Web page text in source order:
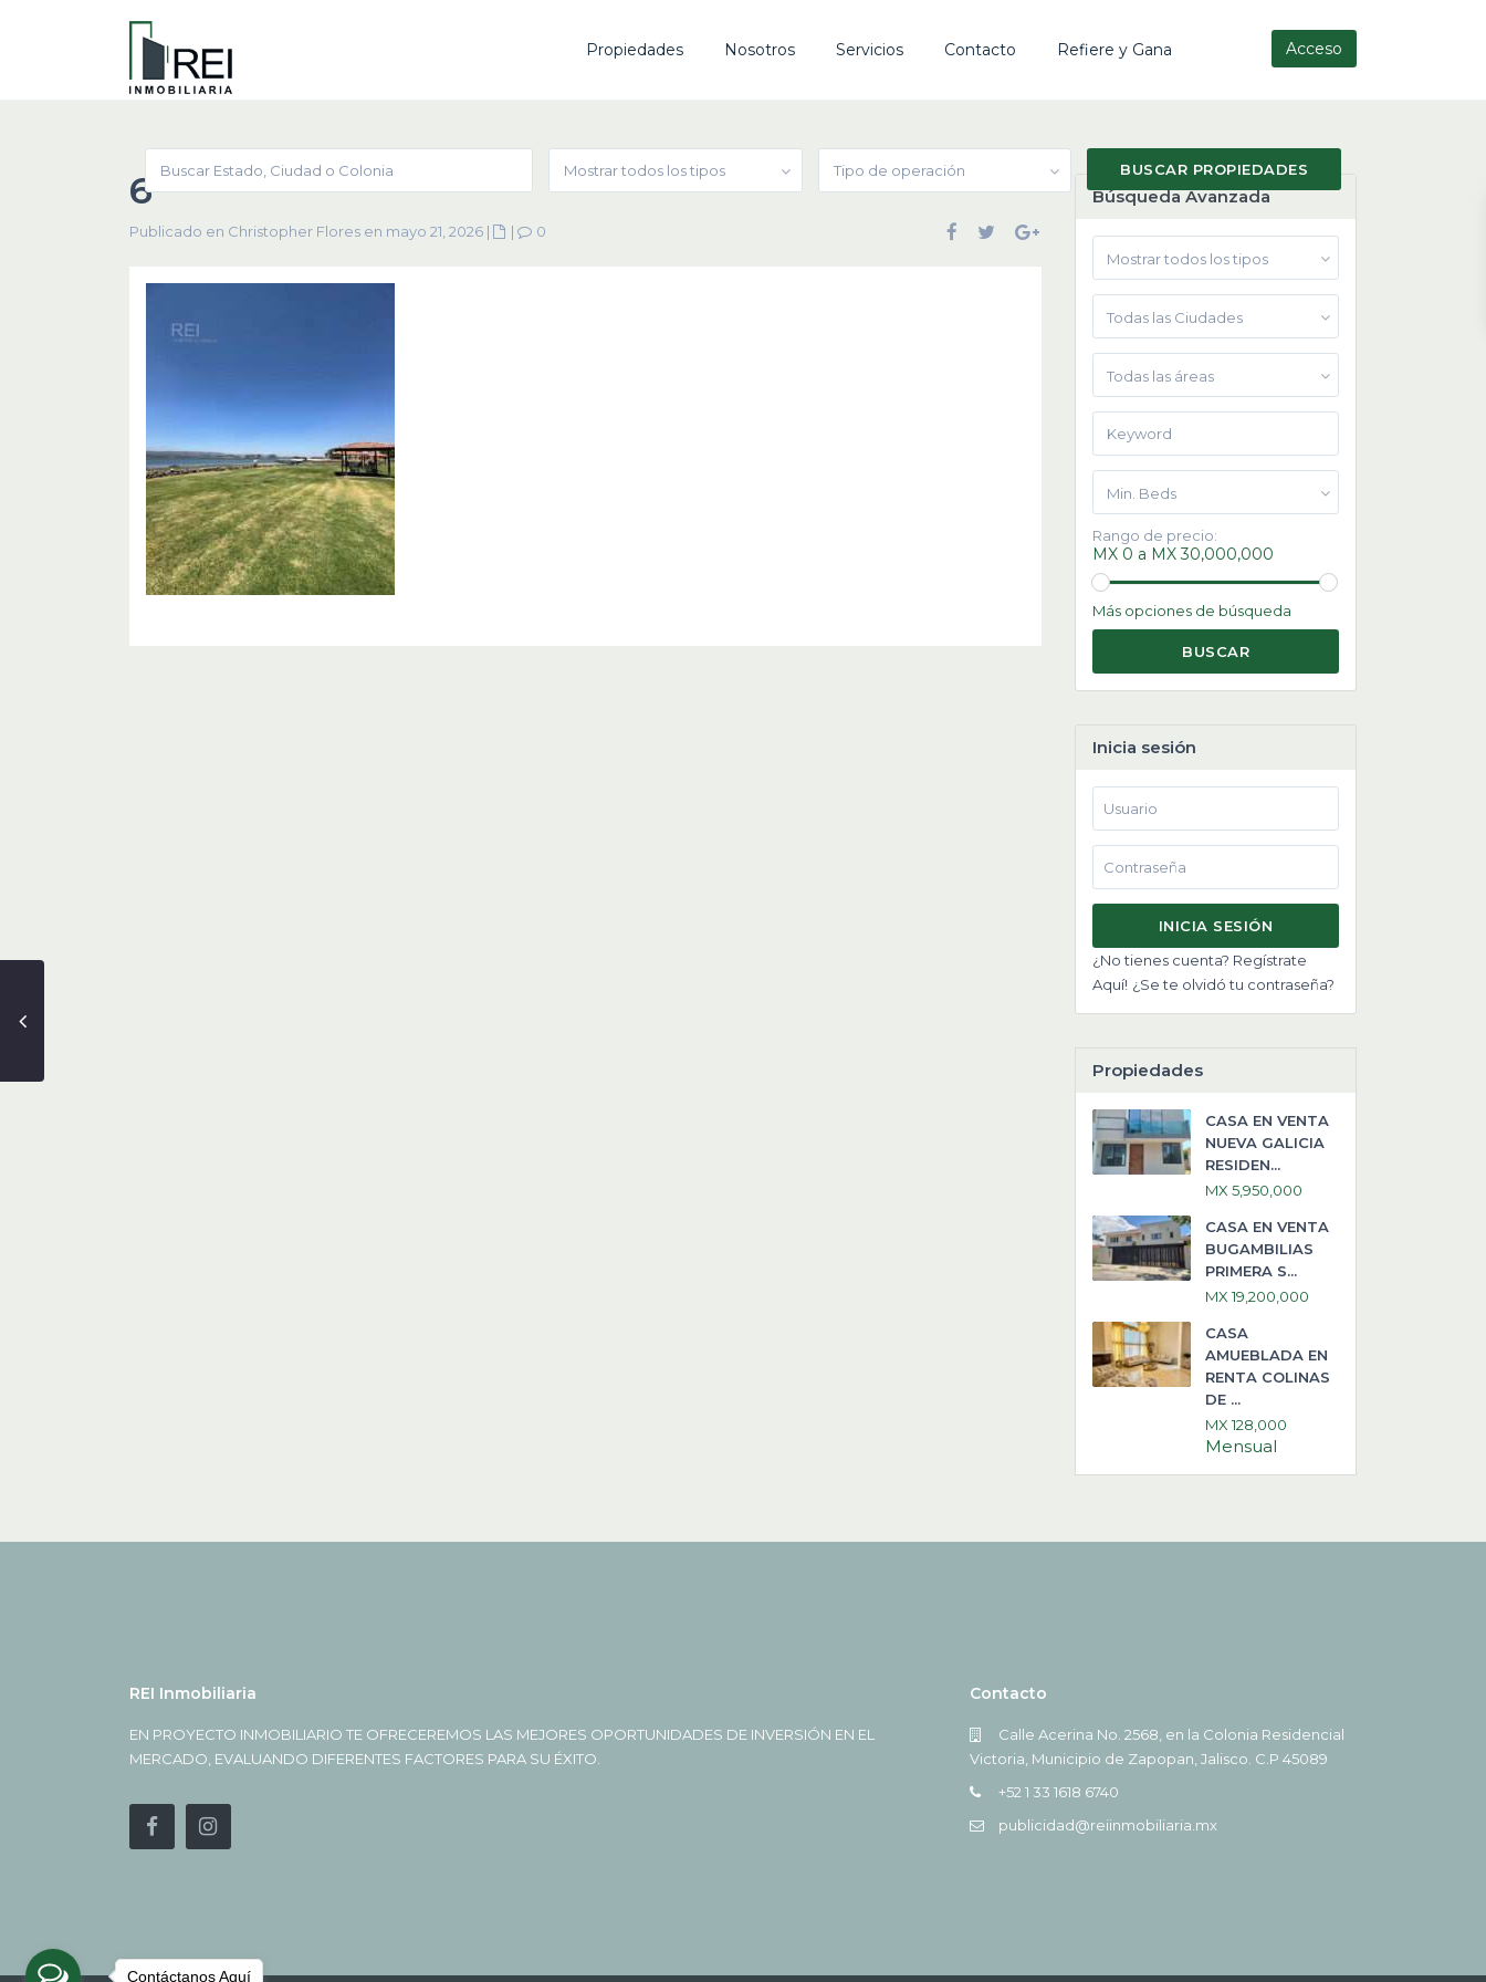
Acceso
Propiedades Nosotros Servicios Contacto Refiere y Gana
Mostrar todos los tipos Tipo de operación
6
Publicado en Christopher Flores en mayo 21, 2026 | | 0
Búsqueda Avanzada
Mostrar todos los tipos
Todas las Ciudades
Todas las áreas
Min. Beds
Rango de precio:
MX 0 a MX 30,000,000
Más opciones de búsqueda
BUSCAR
Inicia sesión
INICIA SESIÓN
¿No tienes cuenta? Regístrate
Aquí! ¿Se te olvidó tu contraseña?
Propiedades
CASA EN VENTA
NUEVA GALICIA
RESIDEN...
MX 5,950,000
CASA EN VENTA
BUGAMBILIAS
PRIMERA S...
MX 19,200,000
CASA
AMUEBLADA EN
RENTA COLINAS
DE ...
MX 128,000
Mensual
REI Inmobiliaria
EN PROYECTO INMOBILIARIO TE OFRECEREMOS LAS MEJORES OPORTUNIDADES DE INVERSIÓN EN EL
MERCADO, EVALUANDO DIFERENTES FACTORES PARA SU ÉXITO.
Contacto
Calle Acerina No. 2568, en la Colonia Residencial
Victoria, Municipio de Zapopan, Jalisco. C.P 45089
+52 1 33 1618 6740
publicidad@reiinmobiliaria.mx
Contáctanos Aquí